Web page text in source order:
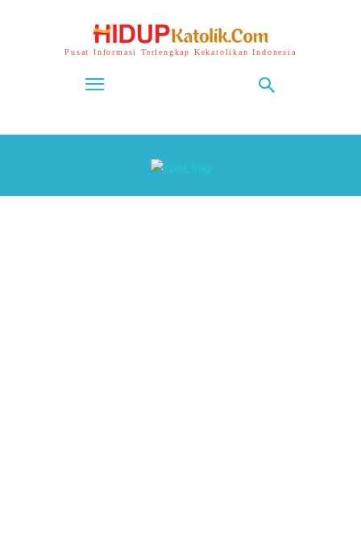
Pusat Informasi Terlengkap Kekatolikan Indonesia